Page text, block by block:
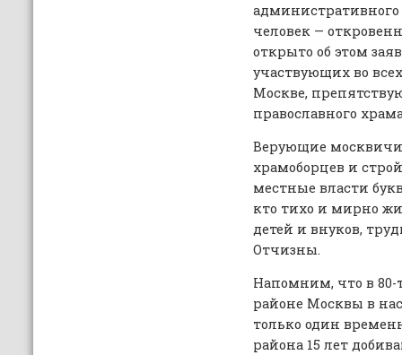
административного
человек —
открыто об этом
участвующих во
Москве,
православного
Верующие москвичи
храмоборцев и
местные власти
кто тихо и мирно
детей и внуков,
Отчизны.
Напомним, что в
районе Москвы в
только один
района 15 лет